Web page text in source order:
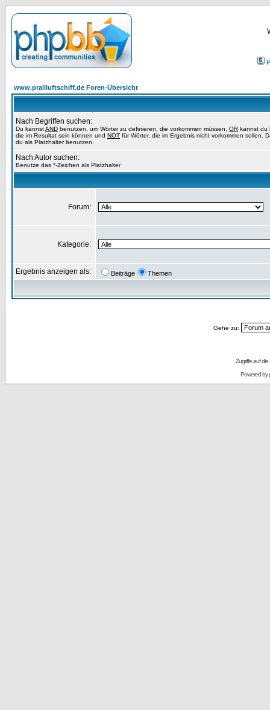
www.prallluftschiff.de Foren-Übersicht
Nach Begriffen suchen:
Du kannstAND benutzen, um Wörter zu definieren, die vorkommen müssen, OR kannst du
die im Resultat sein können und NOT für Wörter, die im Ergebnis nicht vorkommen sollen.
du als Platzhalter benutzen.
Nach Autor suchen:
Benutze das *-Zeichen als Platzhalter
Forum:
Kategorie:
Ergebnis anzeigen als: Beiträge Themen
Gehe zu:
Zugriffe auf
Powered by